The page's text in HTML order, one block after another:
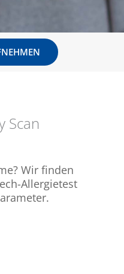
Scan
Wir finden
Allergietest